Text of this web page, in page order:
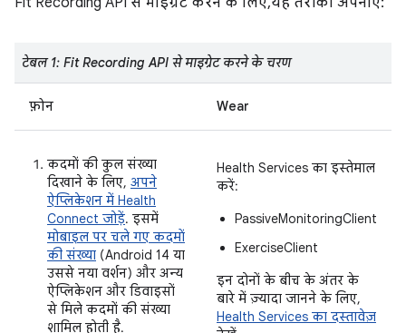
टेबल 1: Fit Recording API से माइग्रेट करने के चरण
फ़ोन Wear
कदमों की कुल संख्या
दिखाने के लिए, अपने
ऐप्लिकेशन में Health
Connect जोड़ें. इसमें
मोबाइल पर चले गए कदमों
की संख्या (Android 14 या
उससे नया वर्शन) और अन्य
ऐप्लिकेशन और डिवाइसों
से मिले कदमों की संख्या
शामिल होती है.
Health Services का इस्तेमाल
करें:
PassiveMonitoringClient
ExerciseClient
इन दोनों के बीच के अंतर के
बारे में ज़्यादा जानने के लिए,
Health Services का दस्तावेज़